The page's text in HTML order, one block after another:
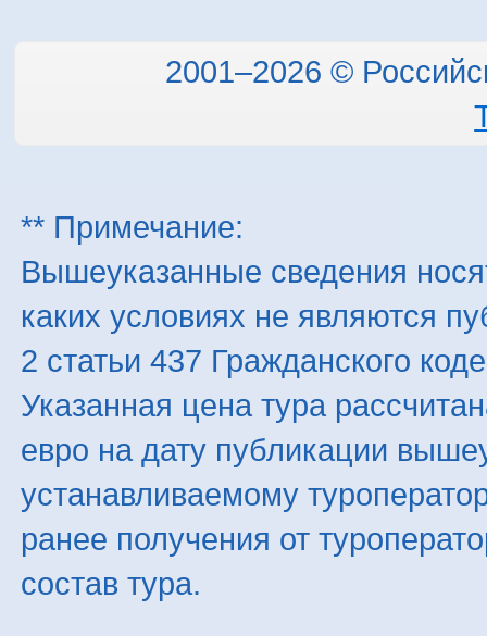
2001–2026 ©
** Примечание:
Вышеуказанные сведения
каких условиях не являются
2 статьи 437 Гражданского
Указанная цена тура
евро на дату публикации
устанавливаемому
ранее получения от
состав тура.